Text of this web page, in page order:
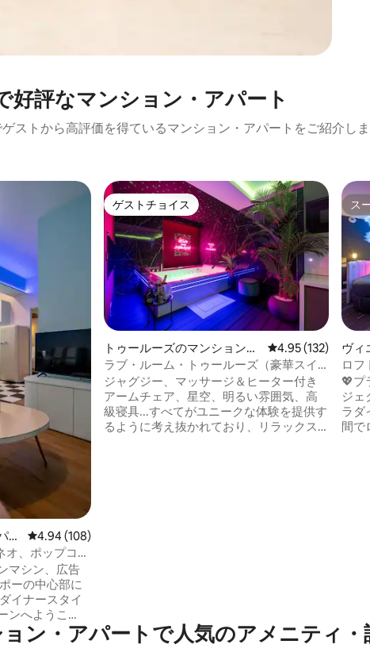
好評なマンション・アパート
ストから高評価を得ているマンション・アパートをご紹介し
価
ー
レビュー108件、5つ星中4.94つ星の平均評価
4.94 (108)
オ、ポップコー
ーの中心部に
イナースタイ
ンへようこ
ンドースイッ
ゲストチョイス
ゲストチョイス
トゥールーズのマンション・
アパート
レビュー132件、5
4.95 (132)
ラブ・ルーム・トゥールーズ（豪華スイ
ート、プライベートスパ）
ジャグジー、マッサージ＆ヒーター付き
アームチェア、星空、明るい雰囲気、高
級寝具...すべてがユニークな体験を提供す
るように考え抜かれており、リラックス
ス
ス
ヴィ
マン
ロ
の滞
💖プ
ジェ
ラダ
間で
ン・アパートで人気のアメニティ・